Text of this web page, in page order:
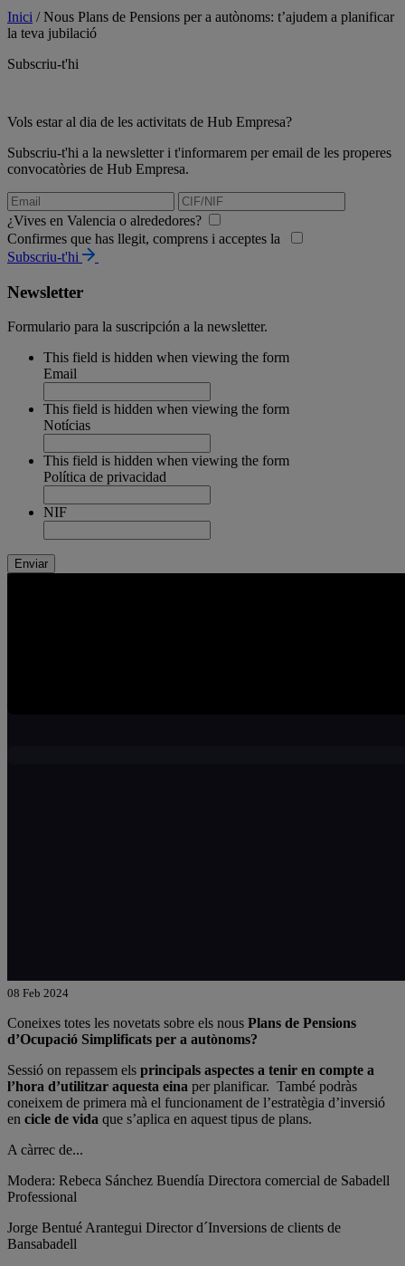
Inici /Nous Plans de Pensions per a autònoms: t’ajudem a planificar
la teva jubilació
Subscriu-t'hi
Vols estar al dia de les activitats de Hub Empresa?
Subscriu-t'hi a la newsletter i t'informarem per email de les properes
convocatòries de Hub Empresa.
¿Vives en Valencia o alrededores?
Confirmes que has llegit, comprens i acceptes la
Subscriu-t'hi
Newsletter
Formulario para la suscripción a la newsletter.
This field is hidden when viewing the form
Email
This field is hidden when viewing the form
Notícias
This field is hidden when viewing the form
Política de privacidad
NIF
08 Feb 2024
Coneixes totes les novetats sobre els nous Plans de Pensions
d’Ocupació Simplificats per a autònoms?
Sessió on repassem els principals aspectes a tenir en compte a
l’hora d’utilitzar aquesta eina per planificar. També podràs
coneixem de primera mà el funcionament de l’estratègia d’inversió
en cicle de vida que s’aplica en aquest tipus de plans.
A càrrec de...
Modera: Rebeca Sánchez Buendía Directora comercial de Sabadell
Professional
Jorge Bentué Arantegui Director d´Inversions de clients de
Bansabadell